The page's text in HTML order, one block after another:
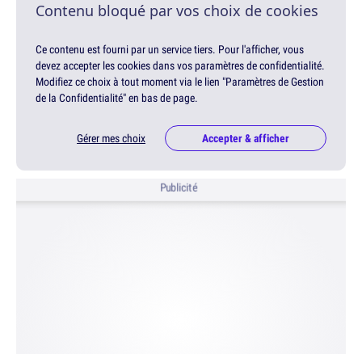
Contenu bloqué par vos choix de cookies
Ce contenu est fourni par un service tiers. Pour l'afficher, vous
devez accepter les cookies dans vos paramètres de confidentialité.
Modifiez ce choix à tout moment via le lien "Paramètres de Gestion
de la Confidentialité" en bas de page.
Gérer mes choix Accepter & afficher
Publicité